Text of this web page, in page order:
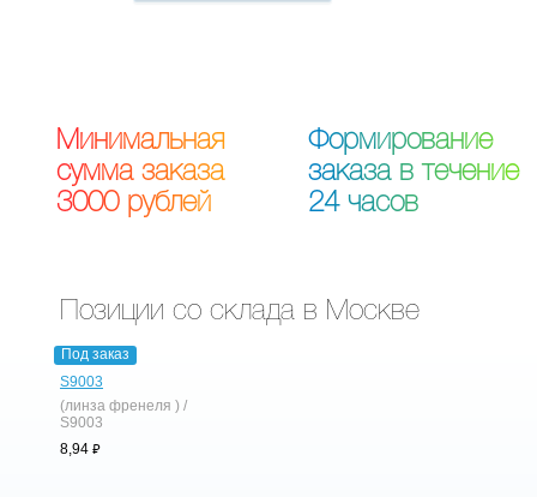
Минимальная
сумма заказа
3000 рублей
Формирование
заказа в течение
24 часов
Позиции со склада в Москве
Под заказ
S9003
(линза френеля ) /
S9003
8,94 ⃏